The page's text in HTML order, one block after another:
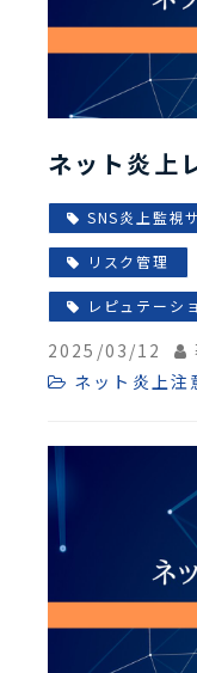
ネット炎上
SNS炎上監視
リスク管理
レピュテーシ
2025/03/12
ネット炎上注